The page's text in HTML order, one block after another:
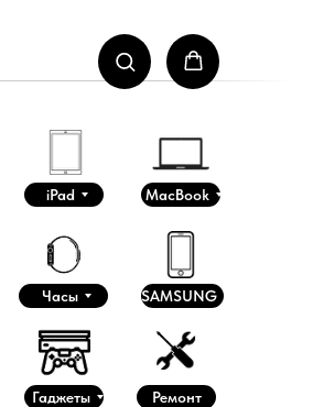
iPad MacBook
Часы
Гаджеты
SAMSUNG
Ремонт